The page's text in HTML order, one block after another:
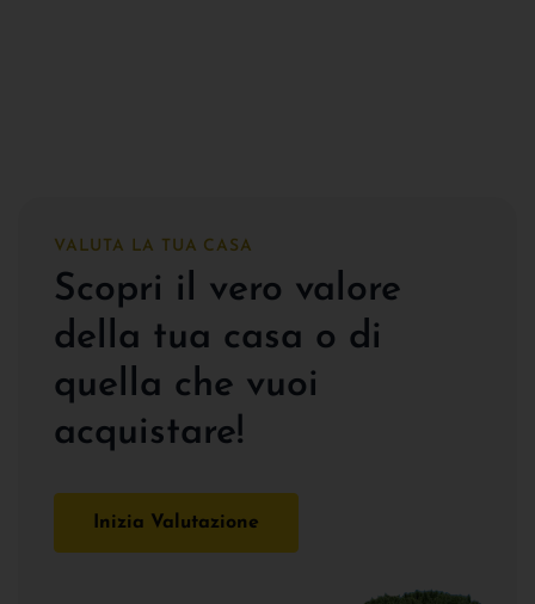
VALUTA LA TUA CASA
Scopri il vero valore
della tua casa o di
quella che vuoi
acquistare!
Inizia Valutazione